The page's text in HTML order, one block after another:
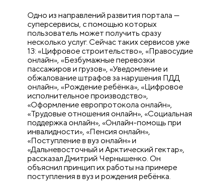
Одно из направлений развития портала —
суперсервисы, с помощью которых
пользователь может получить сразу
несколько услуг. Сейчас таких сервисов уже
13: «Цифровое строительство», «Правосудие
онлайн», «Безбумажные перевозки
пассажиров и грузов», «Уведомление и
обжалование штрафов за нарушения ПДД
онлайн», «Рождение ребёнка», «Цифровое
исполнительное производство»,
«Оформление европротокола онлайн»,
«Трудовые отношения онлайн», «Социальная
поддержка онлайн», «Онлайн-помощь при
инвалидности», «Пенсия онлайн»,
«Поступление в вуз онлайн» и
«Дальневосточный и Арктический гектар»,
рассказал Дмитрий Чернышенко. Он
объяснил принцип их работы на примере
поступления в вуз и рождения ребёнка.